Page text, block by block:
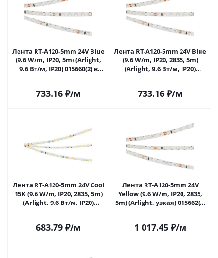
Лента RT-A120-5mm 24V Blue
(9.6 W/m, IP20, 5m) (Arlight,
9.6 Вт/м, IP20) 015660(2) в
733.16 ₽/м
Лента RT-A120-5mm 24V Blue
(9.6 W/m, IP20, 2835, 5m)
(Arlight, 9.6 Вт/м, IP20)
733.16 ₽/м
Лента RT-A120-5mm 24V Cool
15K (9.6 W/m, IP20, 2835, 5m)
(Arlight, 9.6 Вт/м, IP20)
683.79 ₽/м
Лента RT-A120-5mm 24V
Yellow (9.6 W/m, IP20, 2835,
5m) (Arlight, узкая) 015662(2)
1 017.45₽/м